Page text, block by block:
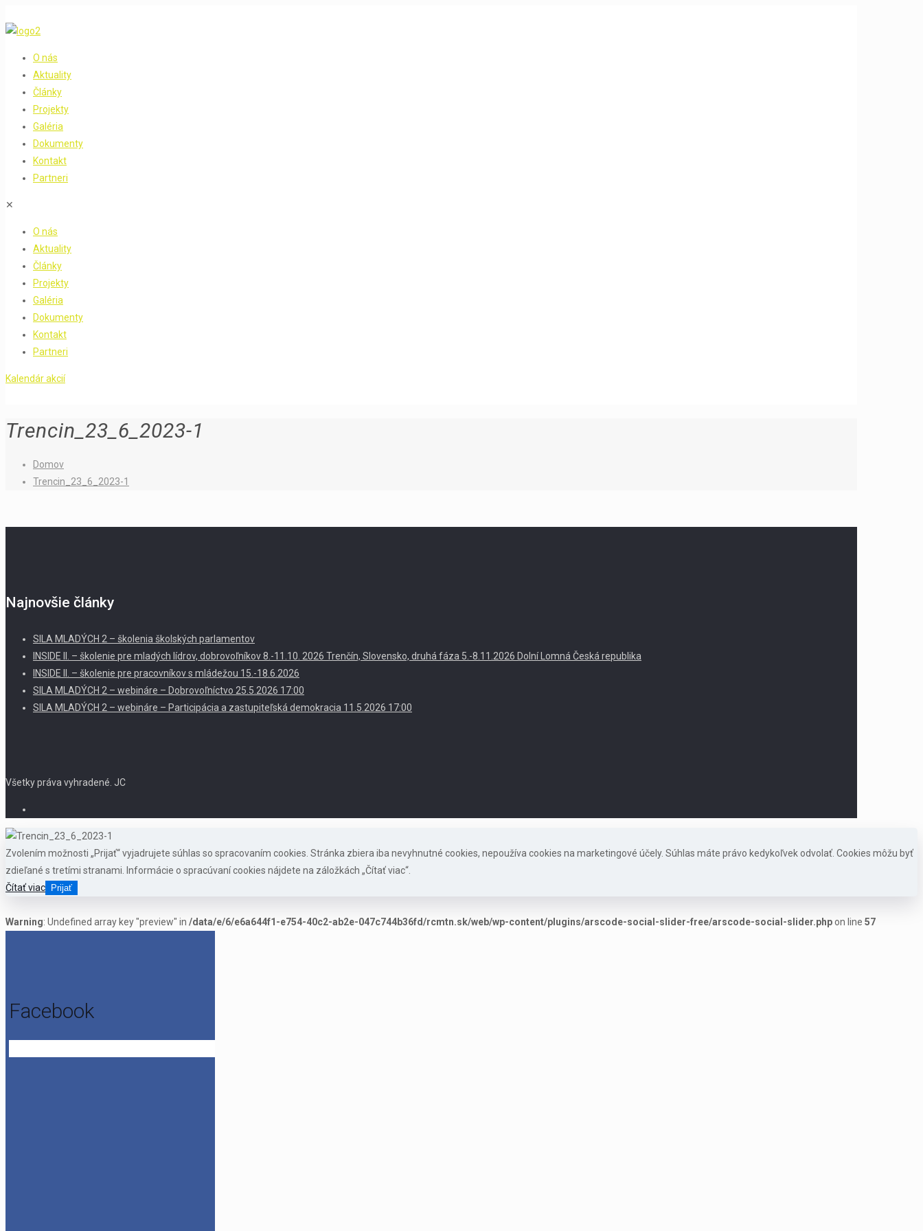
O nás
Aktuality
Články
Projekty
Galéria
Dokumenty
Kontakt
Partneri
✕
O nás
Aktuality
Články
Projekty
Galéria
Dokumenty
Kontakt
Partneri
Kalendár akcií
Trencin_23_6_2023-1
Domov
Trencin_23_6_2023-1
Najnovšie články
SILA MLADÝCH 2 – školenia školských parlamentov
INSIDE II. – školenie pre mladých lídrov, dobrovoľníkov 8.-11.10. 2026 Trenčín, Slovensko, druhá fáza 5.-8.11.2026 Dolní Lomná Česká republika
INSIDE II. – školenie pre pracovníkov s mládežou 15.-18.6.2026
SILA MLADÝCH 2 – webináre – Dobrovoľníctvo 25.5.2026 17:00
SILA MLADÝCH 2 – webináre – Participácia a zastupiteľská demokracia 11.5.2026 17:00
Všetky práva vyhradené. JC
Zvolením možnosti „Prijať“ vyjadrujete súhlas so spracovaním cookies. Stránka zbiera iba nevyhnutné cookies, nepoužíva cookies na marketingové účely. Súhlas máte právo kedykoľvek odvolať. Cookies môžu byť
zdieľané s tretími stranami. Informácie o spracúvaní cookies nájdete na záložkách „Čítať viac“.
Čítať viac
Prijať
Warning: Undefined array key "preview" in /data/e/6/e6a644f1-e754-40c2-ab2e-047c744b36fd/rcmtn.sk/web/wp-content/plugins/arscode-social-slider-free/arscode-social-slider.phpon line 57
Facebook